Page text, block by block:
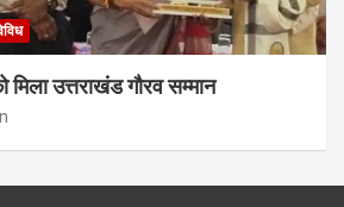
उत्तराखंड गौरव सम्मान